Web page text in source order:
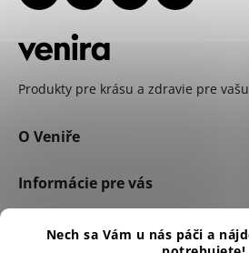
Nech sa Vám u nás páči a
Produkty pre krásu a zdravie pre
O Veniře
Informácie pre vás
Dôležité informácie